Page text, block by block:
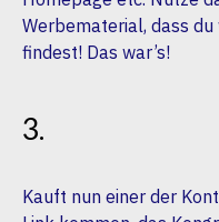
Werbematerial, dass
findest! Das war’s!
3.
Kauft nun einer der